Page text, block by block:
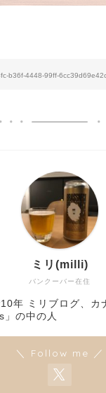
b36f-4448-99ff-
バンクーバー在住
ミリ(milli)
年 ミリブログ、カ
の中の人
＼ Follow me ／